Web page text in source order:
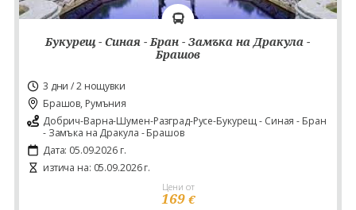
Букурещ - Синая - Бран - Замъка на Дракула -
Брашов
3 дни / 2 нощувки
Брашов, Румъния
Добрич-Варна-Шумен-Разград-Русе-Букурещ - Синая - Бран
- Замъка на Дракула - Брашов
Дата: 05.09.2026 г.
изтича на: 05.09.2026 г.
Цени от
169 €